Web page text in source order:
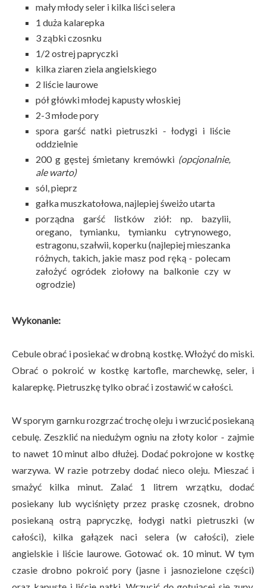
mały młody seler i kilka liści selera
1 duża kalarepka
3 ząbki czosnku
1/2 ostrej papryczki
kilka ziaren ziela angielskiego
2 liście laurowe
pół główki młodej kapusty włoskiej
2-3 młode pory
spora garść natki pietruszki - łodygi i liście
oddzielnie
200 g gęstej śmietany kremówki (opcjonalnie,
ale warto)
sól, pieprz
gałka muszkatołowa, najlepiej śweiżo utarta
porządna garść listków ziół: np. bazylii,
oregano, tymianku, tymianku cytrynowego,
estragonu, szałwii, koperku (najlepiej mieszanka
różnych, takich, jakie masz pod ręką - polecam
założyć ogródek ziołowy na balkonie czy w
ogrodzie)
Wykonanie:
Cebule obrać i posiekać w drobną kostkę. Włożyć do miski.
Obrać o pokroić w kostkę kartofle, marchewkę, seler, i
kalarepkę. Pietruszkę tylko obrać i zostawić w całości.
W sporym garnku rozgrzać trochę oleju i wrzucić posiekaną
cebulę. Zeszklić na niedużym ogniu na złoty kolor - zajmie
to nawet 10 minut albo dłużej. Dodać pokrojone w kostkę
warzywa. W razie potrzeby dodać nieco oleju. Mieszać i
smażyć kilka minut. Zalać 1 litrem wrzątku, dodać
posiekany lub wyciśnięty przez praskę czosnek, drobno
posiekaną ostrą papryczkę, łodygi natki pietruszki (w
całości), kilka gałązek naci selera (w całości), ziele
angielskie i liście laurowe. Gotować ok. 10 minut. W tym
czasie drobno pokroić pory (jasne i jasnozielone części)